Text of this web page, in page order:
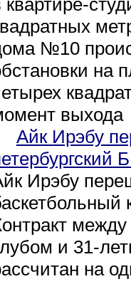
№10
на
выхода
Айк Ирэбу
Ирэбу
между
и 31-
на